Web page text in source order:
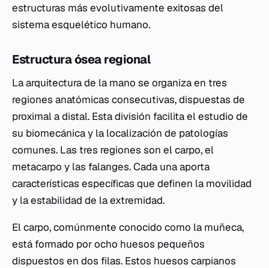
estructuras más evolutivamente exitosas del
sistema esquelético humano.
Estructura ósea regional
La arquitectura de la mano se organiza en tres
regiones anatómicas consecutivas, dispuestas de
proximal a distal. Esta división facilita el estudio de
su biomecánica y la localización de patologías
comunes. Las tres regiones son el carpo, el
metacarpo y las falanges. Cada una aporta
características específicas que definen la movilidad
y la estabilidad de la extremidad.
El carpo, comúnmente conocido como la muñeca,
está formado por ocho huesos pequeños
dispuestos en dos filas. Estos huesos carpianos